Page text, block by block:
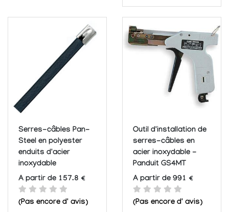
et vos câbles.
Chaque kit est équipé
de centaines
d'épissures, de
bornes, d'outils
sertisseur, de serre-
câbles,...
encore les panneaux
de contrôle. La queue
de ce serre-câbles
est conçue de façon
intelligente pour
permettre d'être
enfilée et enlevée...
Serres-câbles Pan-
Steel en polyester
enduits d'acier
inoxydable
A partir de 157.8 €
(Pas encore d' avis)
Outil d'installation de
serres-câbles en
acier inoxydable -
Panduit GS4MT
A partir de 991 €
(Pas encore d' avis)